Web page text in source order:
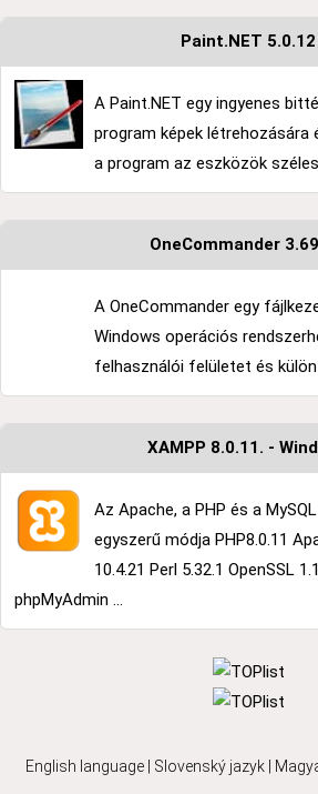
Paint.NET 5.0.12
A Paint.NET egy ingyenes
program képek létrehozására
a program az eszközök széles
OneCommander
A OneCommander egy
Windows operációs
felhasználói felületet és
XAMPP 8.0.11. -
Az Apache, a PHP és a
egyszerű módja PHP8.0.11
10.4.21 Perl 5.32.1 OpenSSL
phpMyAdmin ...
English language Slovenský jazyk